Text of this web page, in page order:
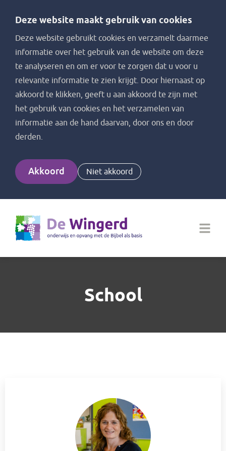
Deze website maakt gebruik van cookies
Deze website gebruikt cookies en verzamelt daarmee
informatie over het gebruik van de website om deze
te analyseren en om er voor te zorgen dat u voor u
relevante informatie te zien krijgt. Door hiernaast op
akkoord te klikken, geeft u aan akkoord te zijn met
het gebruik van cookies en het verzamelen van
informatie aan de hand daarvan, door ons en door
derden.
Akkoord Niet akkoord
School